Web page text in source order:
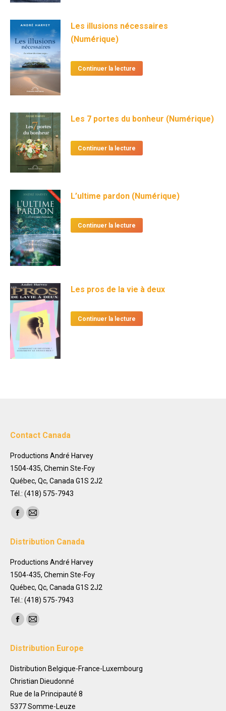
Les illusions nécessaires
(Numérique)
Continuer la lecture
Les 7 portes du bonheur (Numérique)
Continuer la lecture
L’ultime pardon (Numérique)
Continuer la lecture
Les pros de la vie à deux
Continuer la lecture
Contact Canada
Productions André Harvey
1504-435, Chemin Ste-Foy
Québec, Qc, Canada G1S 2J2
Tél.: (418) 575-7943
Trouvez nous sur :
Facebook
opens
new
window
Mail
opens
in
new
window
Distribution Canada
Productions André Harvey
1504-435, Chemin Ste-Foy
Québec, Qc, Canada G1S 2J2
Tél.: (418) 575-7943
Trouvez nous sur :
Facebook
opens
new
window
Mail
opens
in
new
window
Distribution Europe
Distribution Belgique-France-Luxembourg
Christian Dieudonné
Rue de la Principauté 8
5377 Somme-Leuze